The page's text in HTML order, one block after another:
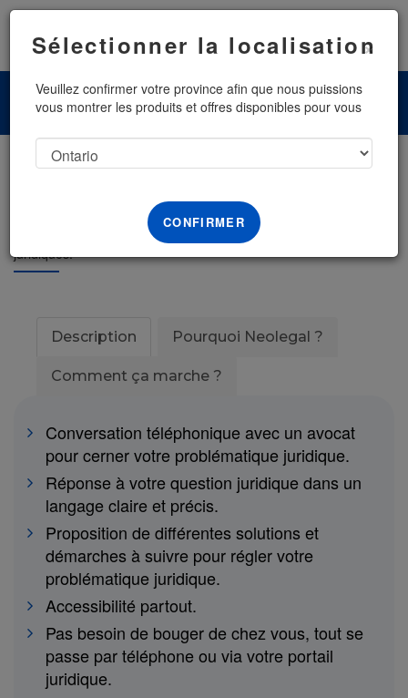
Sélectionner la localisation
×
Veuillez confirmer votre province afin que nous puissions
vous montrer les produits et offres disponibles pour vous
CONFIRMER
Parler à un avocat
Appel avec un avocat Neolegal pour répondre à vos questions
juridiques.
Description Pourquoi Neolegal ?
Comment ça marche ?
Conversation téléphonique avec un avocat
pour cerner votre problématique juridique.
Réponse à votre question juridique dans un
langage claire et précis.
Proposition de différentes solutions et
démarches à suivre pour régler votre
problématique juridique.
Accessibilité partout.
Pas besoin de bouger de chez vous, tout se
passe par téléphone ou via votre portail
juridique.